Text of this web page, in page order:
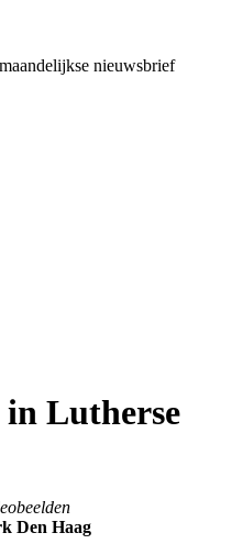
nieuwsbrief
Lutherse
Den Haag